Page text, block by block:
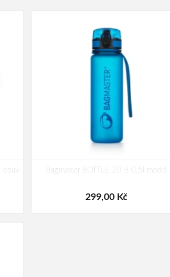
obuv Bagmaster BOTTLE 20 B 0,5l modrá
299,00 Kč